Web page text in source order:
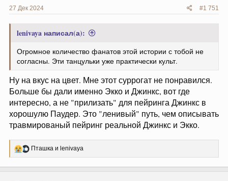
27 Дек 2024 #1 751
lenivaya написал(а):
Огромное количество фанатов этой истории с тобой не
согласны. Эти танцульки уже практически культ.
Ну на вкус на цвет. Мне этот суррогат не понравился.
Больше бы дали именно Экко и Джинкс, вот где
интересно, а не "прилизать" для пейринга Джинкс в
хорошулю Паудер. Это "ленивый" путь, чем описывать
травмированый пейринг реальной Джинкс и Экко.
Р
Пташка и lenivaya